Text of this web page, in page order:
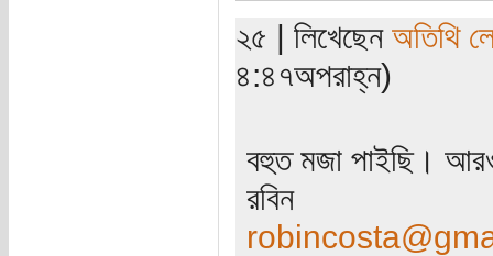
২৫ | লিখেছেন অতিথি
৪:৪৭অপরাহ্ন)
বহুত মজা পাইছি।
রবিন